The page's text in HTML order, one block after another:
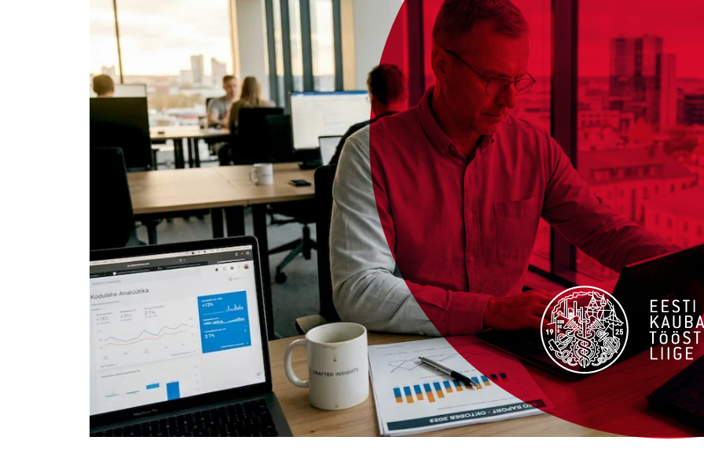
Enam kui10 aasta
tegemisesjaarendamises
võimalik leida lahendus
Teeme Teile kodulehe,
külastajaid
ja seeläbi ka
rohkem